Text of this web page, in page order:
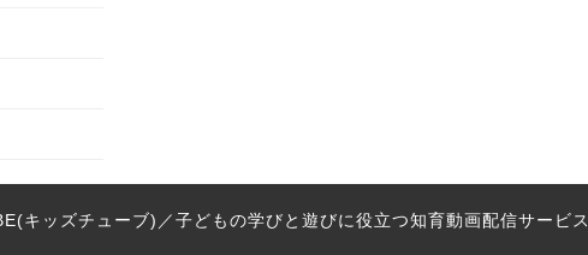
キッズチューブ)／子どもの学びと遊びに役立つ知育動画配信サービス